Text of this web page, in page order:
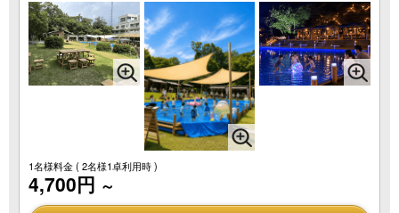
1名様料金( 2名様1卓利用時 )
4,700円 ～